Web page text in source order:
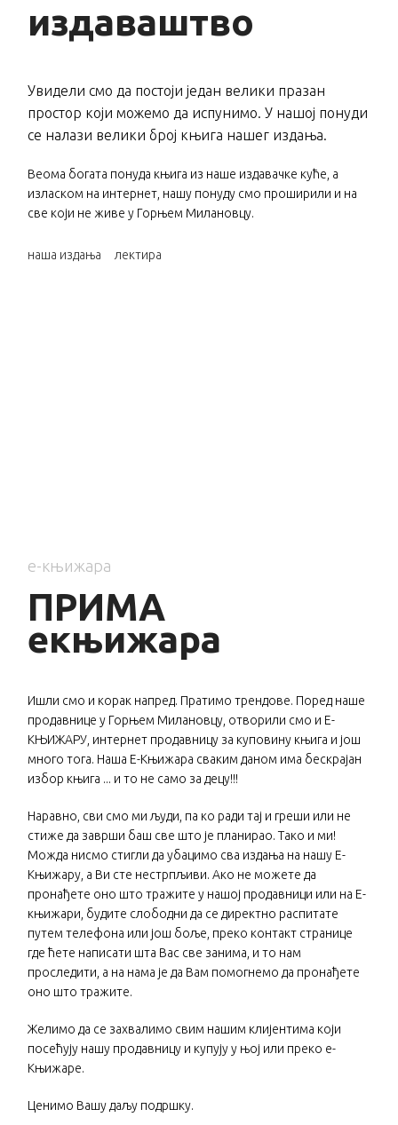
издаваштво
Увидели смо да постоји један велики празан
простор који можемо да испунимо. У нашој понуди
се налази велики број књига нашег издања.
Веома богата понуда књига из наше издавачке куће, а
изласком на интернет, нашу понуду смо проширили и на
све који не живе у Горњем Милановцу.
наша издања лектира
е-књижара
ПРИМА
екњижара
Ишли смо и корак напред. Пратимо трендове. Поред наше
продавнице у Горњем Милановцу, отворили смо и Е-
КЊИЖАРУ, интернет продавницу за куповину књига и још
много тога. Наша Е-Књижара сваким даном има бескрајан
избор књига ... и то не само за децу!!!
Наравно, сви смо ми људи, па ко ради тај и греши или не
стиже да заврши баш све што је планирао. Тако и ми!
Можда нисмо стигли да убацимо сва издања на нашу Е-
Књижару, а Ви сте нестрпљиви. Ако не можете да
пронађете оно што тражите у нашој продавници или на Е-
књижари, будите слободни да се директно распитате
путем телефона или још боље, преко контакт странице
где ћете написати шта Вас све занима, и то нам
проследити, а на нама је да Вам помогнемо да пронађете
оно што тражите.
Желимо да се захвалимо свим нашим клијентима који
посећују нашу продавницу и купују у њој или преко е-
Књижаре.
Ценимо Вашу даљу подршку.